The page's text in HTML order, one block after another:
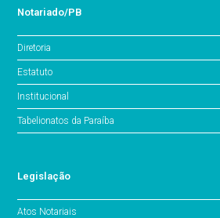
Notariado/PB
Diretoria
Estatuto
Institucional
Tabelionatos da Paraíba
Legislação
Atos Notariais